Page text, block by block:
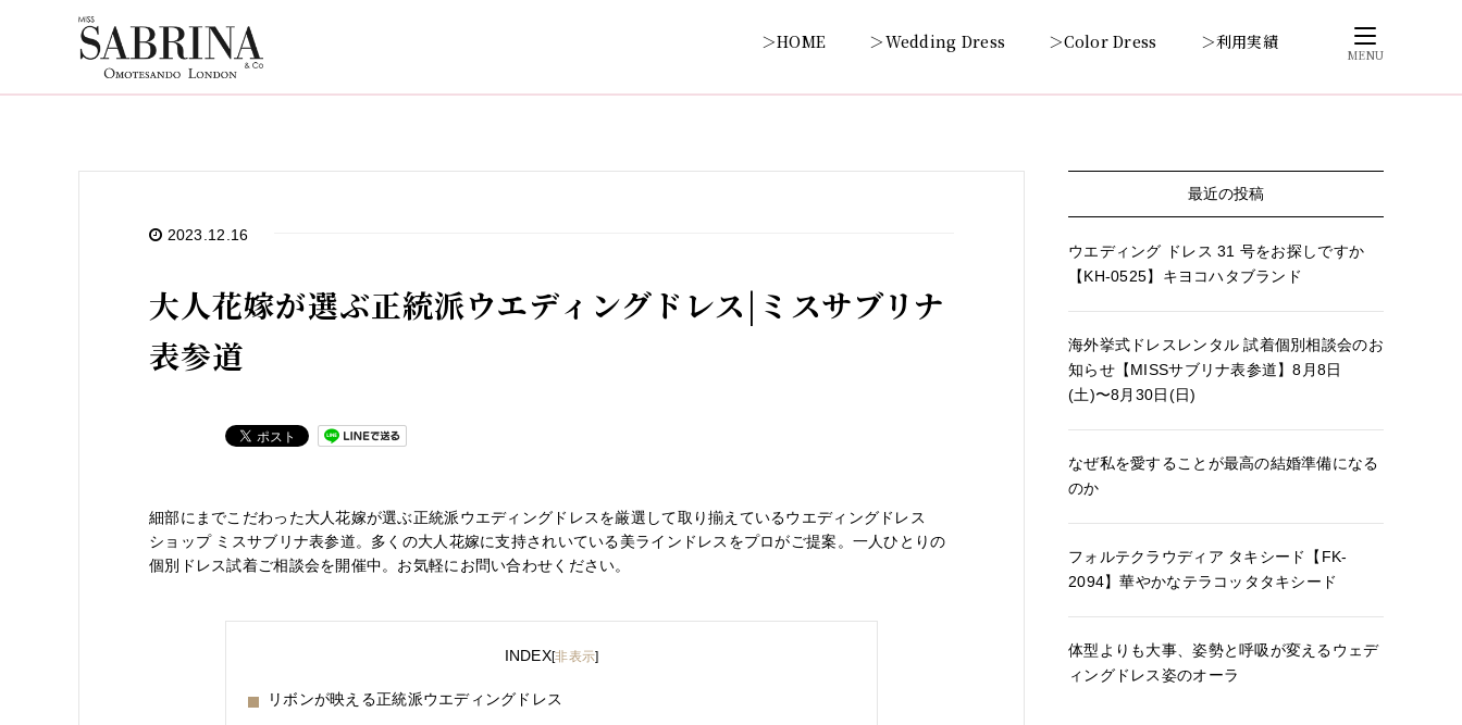
＞HOME ＞Wedding Dress ＞Color Dress ＞利用実績
MENU
2023.12.16
大人花嫁が選ぶ正統派ウエディングドレス|ミスサブリナ
表参道
細部にまでこだわった大人花嫁が選ぶ正統派ウエディングドレスを厳選して取り揃えているウエディングドレス
ショップ ミスサブリナ表参道。多くの大人花嫁に支持されいている美ラインドレスをプロがご提案。一人ひとりの
個別ドレス試着ご相談会を開催中。お気軽にお問い合わせください。
INDEX[非表示]
リボンが映える正統派ウエディングドレス
最近の投稿
ウエディング ドレス 31 号をお探しですか
【KH-0525】キヨコハタブランド
海外挙式ドレスレンタル 試着個別相談会のお
知らせ【MISSサブリナ表参道】8月8日
(土)〜8月30日(日)
なぜ私を愛することが最高の結婚準備になる
のか
フォルテクラウディア タキシード【FK-
2094】華やかなテラコッタタキシード
体型よりも大事、姿勢と呼吸が変えるウェデ
ィングドレス姿のオーラ